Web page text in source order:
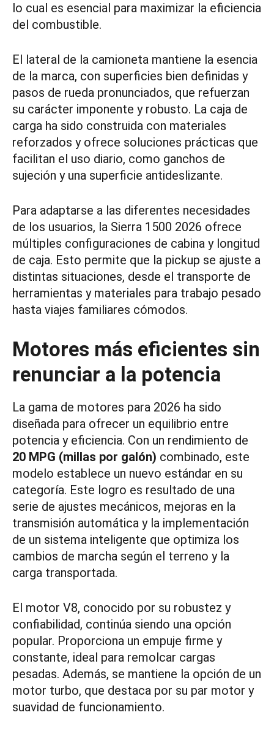
lo cual es esencial para maximizar la eficiencia
del combustible.
El lateral de la camioneta mantiene la esencia
de la marca, con superficies bien definidas y
pasos de rueda pronunciados, que refuerzan
su carácter imponente y robusto. La caja de
carga ha sido construida con materiales
reforzados y ofrece soluciones prácticas que
facilitan el uso diario, como ganchos de
sujeción y una superficie antideslizante.
Para adaptarse a las diferentes necesidades
de los usuarios, la Sierra 1500 2026 ofrece
múltiples configuraciones de cabina y longitud
de caja. Esto permite que la pickup se ajuste a
distintas situaciones, desde el transporte de
herramientas y materiales para trabajo pesado
hasta viajes familiares cómodos.
Motores más eficientes sin
renunciar a la potencia
La gama de motores para 2026 ha sido
diseñada para ofrecer un equilibrio entre
potencia y eficiencia. Con un rendimiento de
20 MPG (millas por galón) combinado, este
modelo establece un nuevo estándar en su
categoría. Este logro es resultado de una
serie de ajustes mecánicos, mejoras en la
transmisión automática y la implementación
de un sistema inteligente que optimiza los
cambios de marcha según el terreno y la
carga transportada.
El motor V8, conocido por su robustez y
confiabilidad, continúa siendo una opción
popular. Proporciona un empuje firme y
constante, ideal para remolcar cargas
pesadas. Además, se mantiene la opción de un
motor turbo, que destaca por su par motor y
suavidad de funcionamiento.